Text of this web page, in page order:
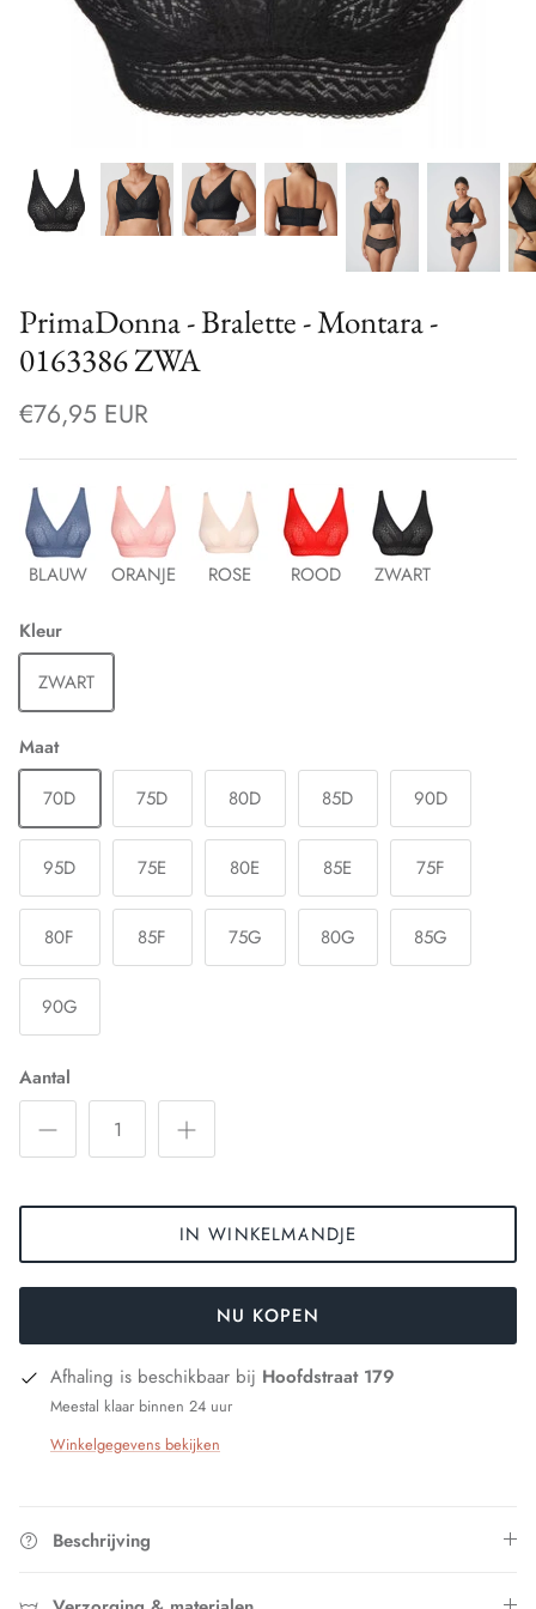
PrimaDonna - Bralette - Montara -
0163386 ZWA
€76,95 EUR
BLAUW ORANJE ROSE ROOD ZWART
Kleur
ZWART
Maat
70D
75D 80D 85D 90D
95D 75E 80E 85E 75F
80F 85F 75G 80G 85G
90G
Aantal
IN WINKELMANDJE
NU KOPEN
Afhaling is beschikbaar bij Hoofdstraat 179
Meestal klaar binnen 24 uur
Winkelgegevens bekijken
Beschrijving